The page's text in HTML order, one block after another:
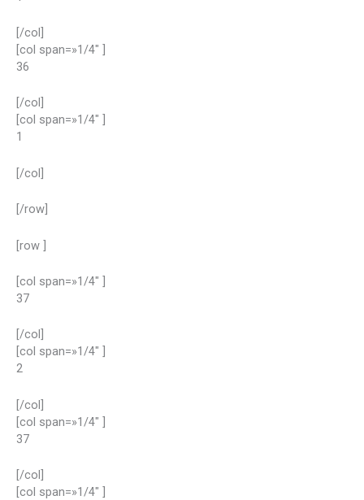
[/col]
[col span=»1/4″ ]
36
[/col]
[col span=»1/4″ ]
1
[/col]
[/row]
[row ]
[col span=»1/4″ ]
37
[/col]
[col span=»1/4″ ]
2
[/col]
[col span=»1/4″ ]
37
[/col]
[col span=»1/4″ ]